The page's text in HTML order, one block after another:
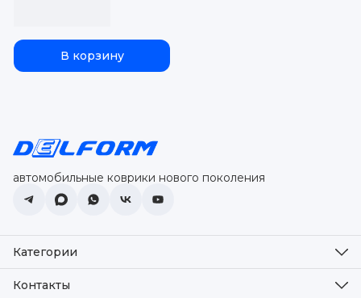
В корзину
автомобильные коврики нового поколения
Категории
Доставка
Контакты